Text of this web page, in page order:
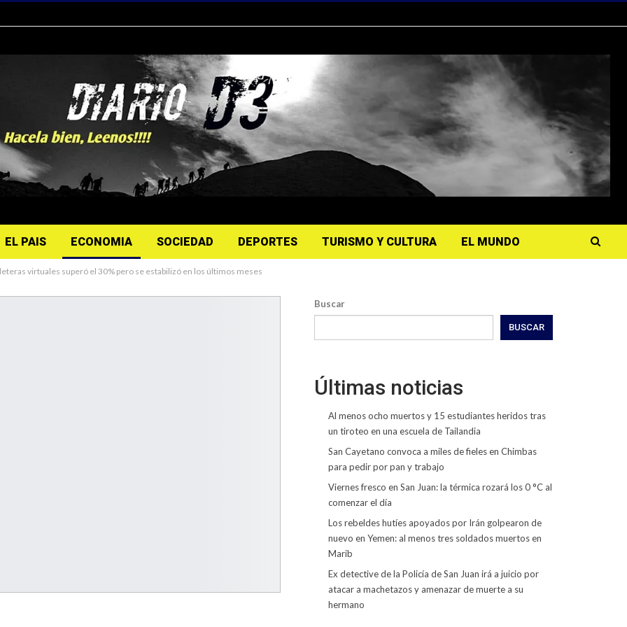
EL PAIS ECONOMIA SOCIEDAD DEPORTES TURISMO Y CULTURA EL MUNDO
virtuales superó el 30% pero se estabilizó en los últimos meses
Buscar
BUSCAR
Últimas noticias
Al menos ocho muertos y 15 estudiantes heridos tras
un tiroteo en una escuela de Tailandia
San Cayetano convoca a miles de fieles en Chimbas
para pedir por pan y trabajo
Viernes fresco en San Juan: la térmica rozará los 0 °C al
comenzar el día
Los rebeldes hutíes apoyados por Irán golpearon de
nuevo en Yemen: al menos tres soldados muertos en
Marib
Ex detective de la Policía de San Juan irá a juicio por
atacar a machetazos y amenazar de muerte a su
hermano